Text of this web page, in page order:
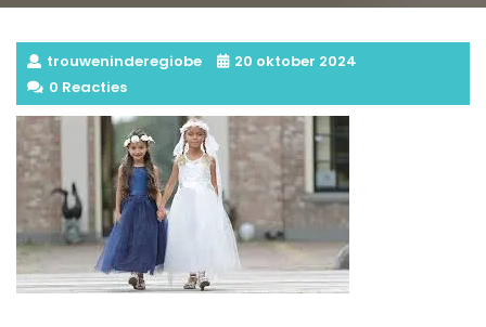
trouweninderegiobe
20 oktober 2024
0 Reacties